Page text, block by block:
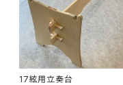
17絃用立奏台